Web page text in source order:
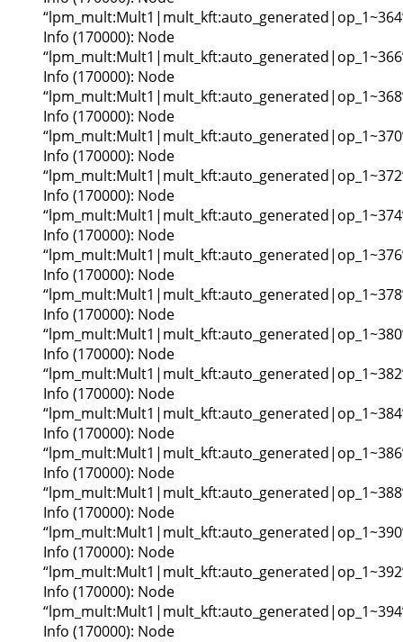
Info (170000): Node
Info (170000): Node
Info (170000): Node
Info (170000): Node
Info (170000): Node
Info (170000): Node
Info (170000): Node
Info (170000): Node
Info (170000): Node
Info (170000): Node
Info (170000): Node
Info (170000): Node
Info (170000): Node
Info (170000): Node
Info (170000): Node
Info (170000): Node